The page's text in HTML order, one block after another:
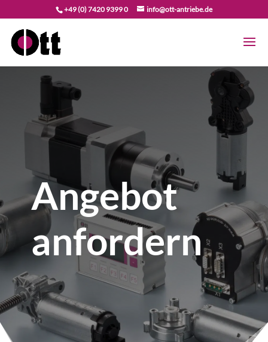
+49 (0) 7420 9399 0 info@ott-antriebe.de
Angebot
anfordern